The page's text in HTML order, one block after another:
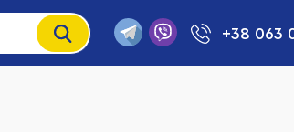
+38 063